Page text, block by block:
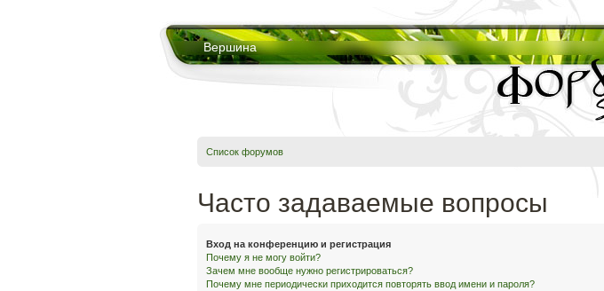
Вершина
Список форумов
Часто задаваемые вопросы
Вход на конференцию и регистрация
Почему я не могу войти?
Зачем мне вообще нужно регистрироваться?
Почему мне периодически приходится повторять ввод имени и пароля?